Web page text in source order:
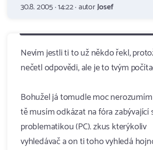
30.8. 2005 · 14:22 · autorJosef
Nevím jestli ti to už někdo řekl,
nečetl odpovědi, ale je to tvým
Bohužel já tomudle moc
tě musím odkázat na fóra zabývající
problematikou (PC). zkus kterýkoliv
vyhledávač a on ti toho vyhledá